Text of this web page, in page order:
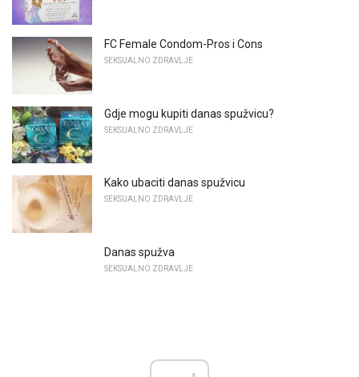
FC Female Condom-Pros i Cons
SEKSUALNO ZDRAVLJE
Gdje mogu kupiti danas spužvicu?
SEKSUALNO ZDRAVLJE
Kako ubaciti danas spužvicu
SEKSUALNO ZDRAVLJE
Danas spužva
SEKSUALNO ZDRAVLJE